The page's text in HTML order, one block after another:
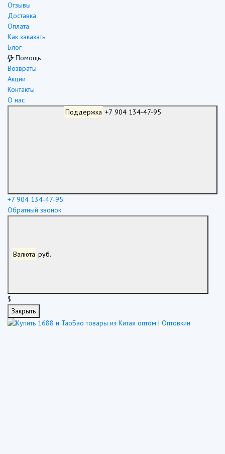
Отзывы
Доставка
Оплата
Как заказать
Блог
Помощь
Возвраты
Акции
Контакты
О нас
Поддержка
+7 904 134-47-95
Обратный звонок
Валюта руб.
$
Закрыть